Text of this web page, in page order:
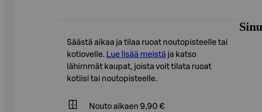
Säästä aikaa ja tilaa ruoat noutopisteelle tai
kotiovelle. Lue lisää meistä ja katso
lähimmät kaupat, joista voit tilata ruoat
kotiisi tai noutopisteelle.
Nouto alkaen 9,90 €